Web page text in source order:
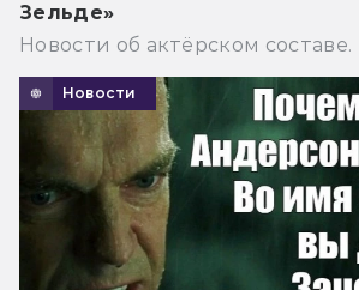
Зельде»
Новости об актёрском составе.
Новости